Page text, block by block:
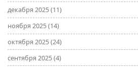
декабря 2025(11)
ноября 2025(14)
октября 2025(24)
сентября 2025(4)